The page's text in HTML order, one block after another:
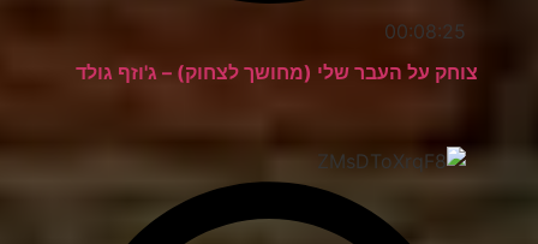
00:08:25
צוחק על העבר שלי (מחושך לצחוק) – ג'וזף גולד